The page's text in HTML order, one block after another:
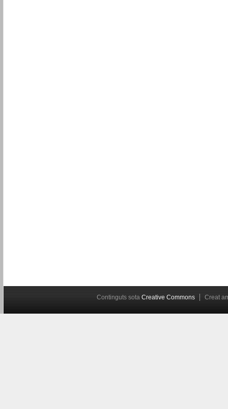
Continguts sota Creative Commons Creat